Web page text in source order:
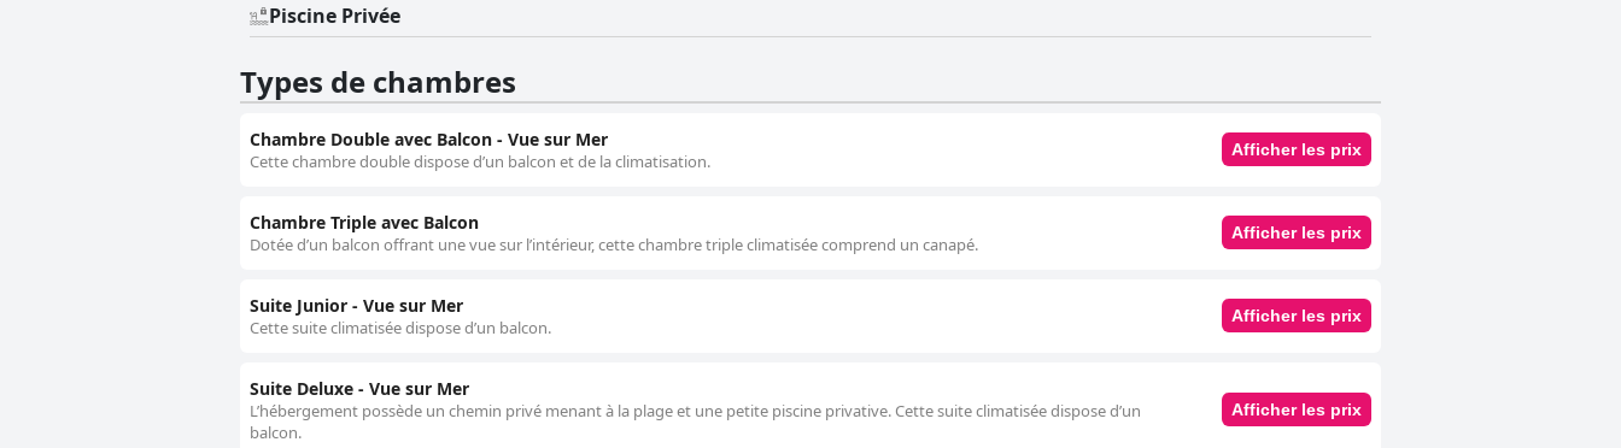
Piscine Privée
Types de chambres
Chambre Double avec Balcon - Vue sur Mer
Cette chambre double dispose d’un balcon et de la climatisation.
Afficher les prix
Chambre Triple avec Balcon
Dotée d’un balcon offrant une vue sur l’intérieur, cette chambre triple climatisée comprend un canapé.
Afficher les prix
Suite Junior - Vue sur Mer
Cette suite climatisée dispose d’un balcon.
Afficher les prix
Suite Deluxe - Vue sur Mer
L’hébergement possède un chemin privé menant à la plage et une petite piscine privative. Cette suite climatisée dispose d’un
balcon.
Afficher les prix